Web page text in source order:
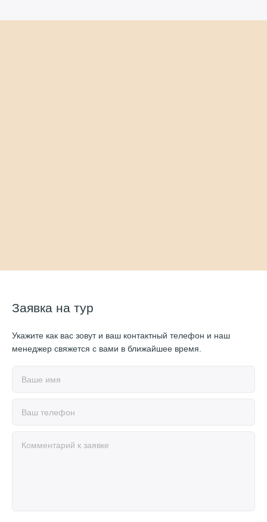
Заявка на тур
Укажите как вас зовут и ваш контактный телефон и наш
менеджер свяжется с вами в ближайшее время.